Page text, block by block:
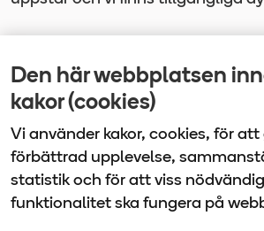
Den här webbplatsen
kakor (cookies)
Vi använder kakor, cookies, för att
förbättrad upplevelse,
statistik och för att viss nödvändig
funktionalitet ska fungera på
Senast uppdaterad
Vårdbolaget Tiohundra | Box 905 |